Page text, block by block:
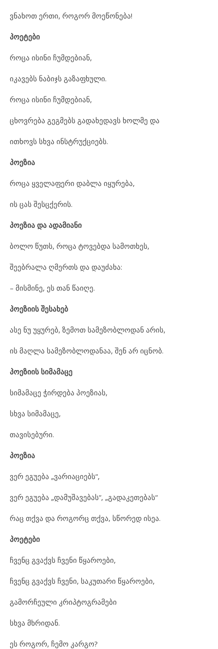
ვნახოთ ერთი, როგორ მოეწონება!
პოეტები
როცა ისინი ჩუმდებიან,
იკავებს ნაბიჯს გაზაფხული.
როცა ისინი ჩუმდებიან,
ცხოვრება გეგმებს გადახედავს ხოლმე და
ითხოვს სხვა ინსტრუქციებს.
პოეზია
როცა ყველაფერი დაბლა იყურება,
ის ცას შესცქერის.
პოეზია და ადამიანი
ბოლო წუთს, როცა ტოვებდა სამოთხეს,
შეებრალა ღმერთს და დაუძახა:
– მისმინე, ეს თან წაიღე.
პოეზიის შესახებ
ასე ნუ უყურებ, ზემოთ სამეზობლოდან არის,
ის მაღლა სამეზობლოდანაა, შენ არ იცნობ.
პოეზიის სიმამაცე
სიმამაცე ჭირდება პოეზიას,
სხვა სიმამაცე,
თავისებური.
პოეზია
ვერ ეგუება „ვარიაციებს“,
ვერ ეგუება „დამუშავებას“, „გადაკეთებას“
რაც თქვა და როგორც თქვა, სწორედ ისეა.
პოეტები
ჩვენც გვაქვს ჩვენი წყაროები,
ჩვენც გვაქვს ჩვენი, საკუთარი წყაროები,
გამორჩეული კრიპტოგრამები
სხვა მხრიდან.
ეს როგორ, ჩემო კარგო?